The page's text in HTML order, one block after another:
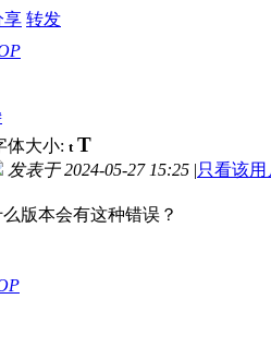
享 转发
体大小: t T
发表于2024-05-27 15:25 |只看该用
版本会有这种错误？